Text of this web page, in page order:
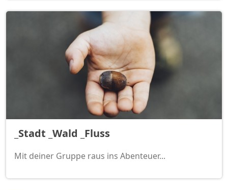
_Stadt _Wald _Fluss
Mit deiner Gruppe raus ins Abenteuer...